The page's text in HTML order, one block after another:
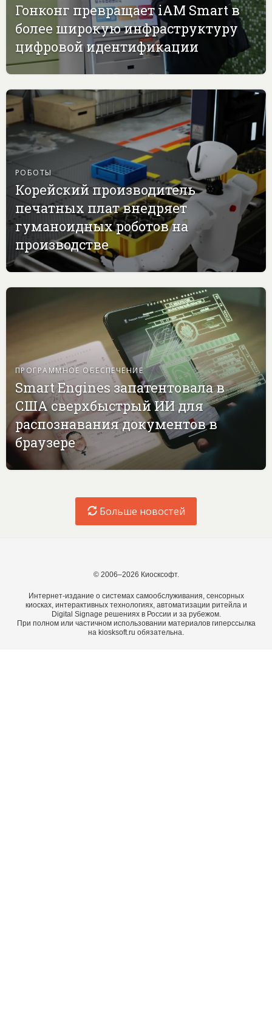
Гонконг превращает iAM Smart в
более широкую инфраструктуру
цифровой идентификации
РОБОТЫ
Корейский производитель
печатных плат внедряет
гуманоидных роботов на
производстве
ПРОГРАММНОЕ ОБЕСПЕЧЕНИЕ
Smart Engines запатентовала в
США сверхбыстрый ИИ для
распознавания документов в
браузере
Больше новостей
© 2006–2026 Киосксофт.
Интернет-издание о системах самообслуживания, сенсорных
киосках, интерактивных технологиях, автоматизации ритейла и
Digital Signage решениях в России и за рубежом.
При полном или частичном использовании материалов гиперссылка
на kiosksoft.ru обязательна.